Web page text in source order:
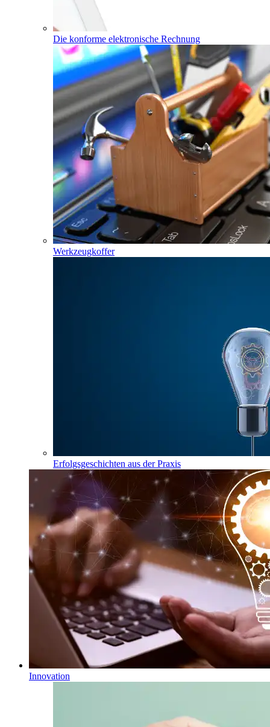
Die konforme elektronische Rechnung
Werkzeugkoffer
Erfolgsgeschichten aus der Praxis
Innovation